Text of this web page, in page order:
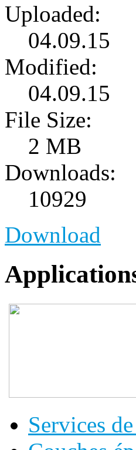
Uploaded:
04.09.15
Modified:
04.09.15
File Size:
2 MB
Downloads:
10929
Download
Services